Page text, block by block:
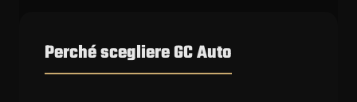
Perché scegliere GC Auto